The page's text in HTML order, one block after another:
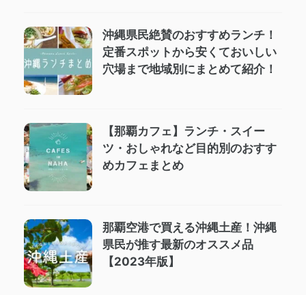
沖縄県民絶賛のおすすめランチ！
定番スポットから安くておいしい
穴場まで地域別にまとめて紹介！
【那覇カフェ】ランチ・スイー
ツ・おしゃれなど目的別のおすす
めカフェまとめ
那覇空港で買える沖縄土産！沖縄
県民が推す最新のオススメ品
【2023年版】